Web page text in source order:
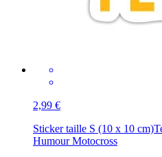
2,99 €
Sticker taille S (10 x 10 cm)
Humour Motocross